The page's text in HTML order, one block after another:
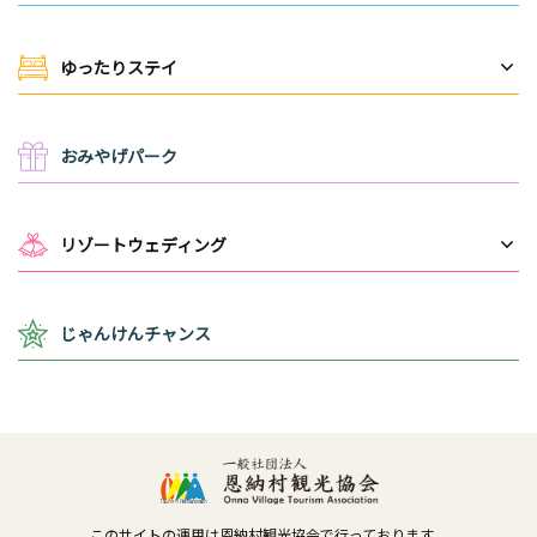
ゆったりステイ
おみやげパーク
リゾートウェディング
じゃんけんチャンス